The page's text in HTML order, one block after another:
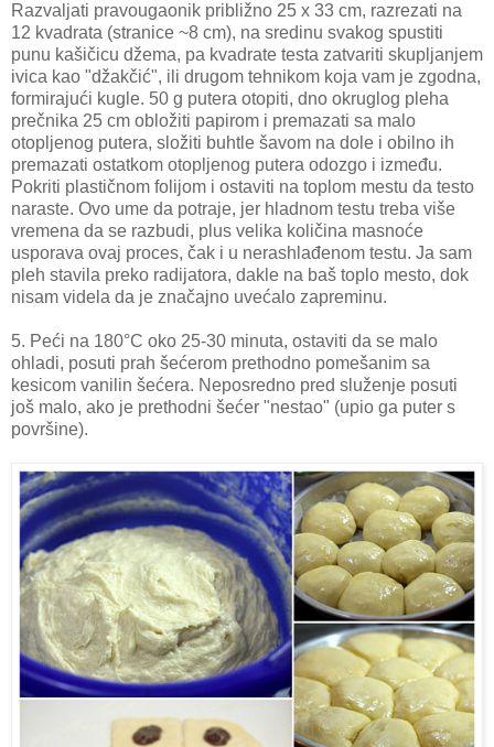
Razvaljati pravougaonik približno 25 x 33 cm, razrezati na
12 kvadrata (stranice ~8 cm), na sredinu svakog spustiti
punu kašičicu džema, pa kvadrate testa zatvariti skupljanjem
ivica kao "džakčić", ili drugom tehnikom koja vam je zgodna,
formirajući kugle. 50 g putera otopiti, dno okruglog pleha
prečnika 25 cm obložiti papirom i premazati sa malo
otopljenog putera, složiti buhtle šavom na dole i obilno ih
premazati ostatkom otopljenog putera odozgo i između.
Pokriti plastičnom folijom i ostaviti na toplom mestu da testo
naraste. Ovo ume da potraje, jer hladnom testu treba više
vremena da se razbudi, plus velika količina masnoće
usporava ovaj proces, čak i u nerashlađenom testu. Ja sam
pleh stavila preko radijatora, dakle na baš toplo mesto, dok
nisam videla da je značajno uvećalo zapreminu.
5. Peći na 180°C oko 25-30 minuta, ostaviti da se malo
ohladi, posuti prah šećerom prethodno pomešanim sa
kesicom vanilin šećera. Neposredno pred služenje posuti
još malo, ako je prethodni šećer "nestao" (upio ga puter s
površine).